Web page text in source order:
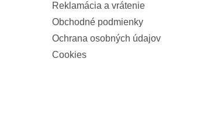
Reklamácia a vrátenie
Obchodné podmienky
Ochrana osobných údajov
Cookies